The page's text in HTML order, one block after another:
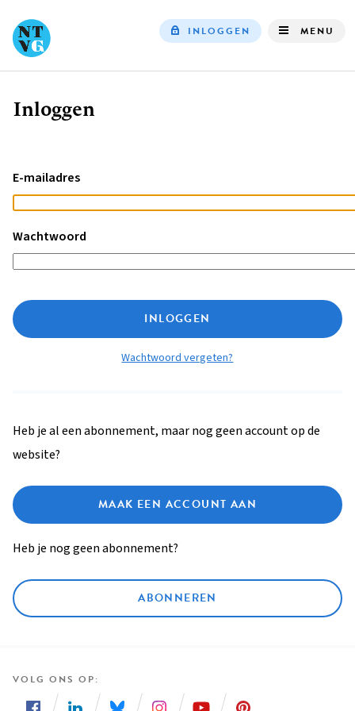
INLOGGEN MENU
Kruimelpad
Inloggen
E-mailadres
Wachtwoord
INLOGGEN
Wachtwoord vergeten?
Heb je al een abonnement, maar nog geen account op de
website?
MAAK EEN ACCOUNT AAN
Heb je nog geen abonnement?
ABONNEREN
VOLG ONS OP